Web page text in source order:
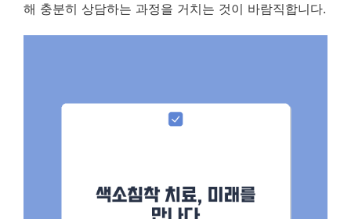
해 충분히 상담하는 과정을 거치는 것이 바람직합니다.